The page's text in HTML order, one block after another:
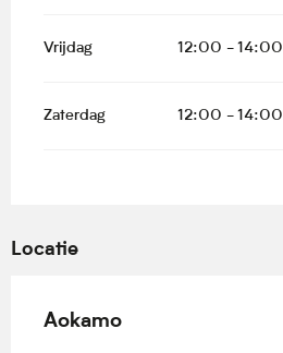
Vrijdag 12:00 - 14:00
Zaterdag 12:00 - 14:00
Locatie
Aokamo